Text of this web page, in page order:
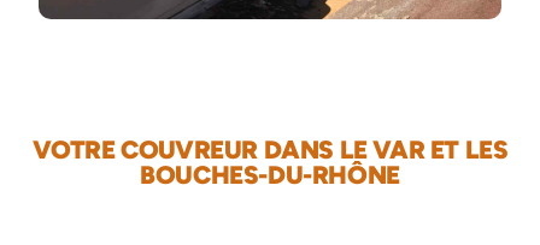
VOTRE COUVREUR DANS LE VAR ET LES
BOUCHES-DU-RHÔNE